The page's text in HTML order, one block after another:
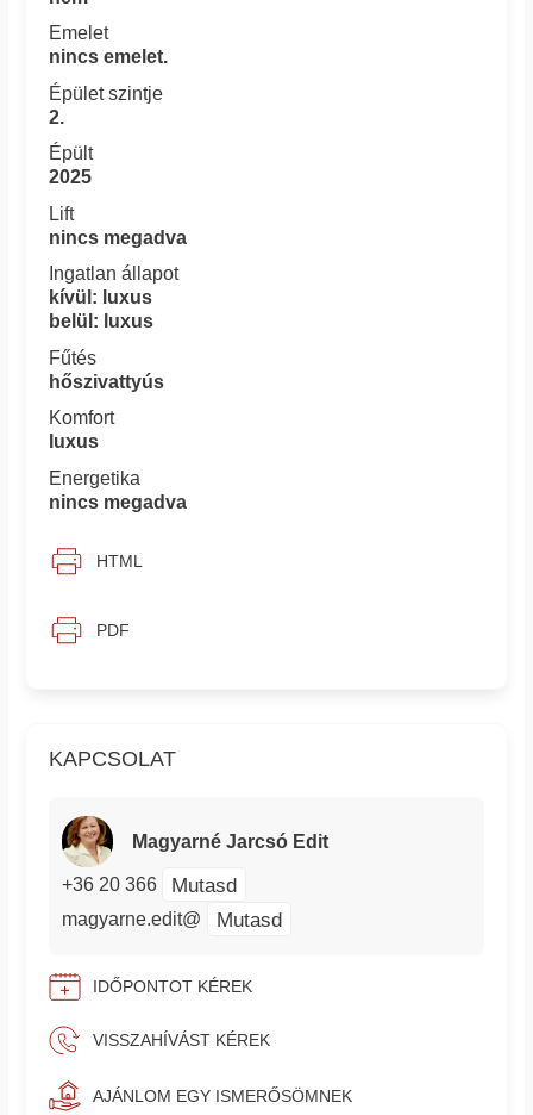
KAPCSOLAT
Magyarné Jarcsó Edit
+36 20 366 Mutasd
magyarne.edit@ Mutasd
IDŐPONTOT KÉREK
VISSZAHÍVÁST KÉREK
AJÁNLOM EGY ISMERŐSÖMNEK
Emelet
nincs emelet.
Épület szintje
2.
Épült
2025
Lift
nincs megadva
Ingatlan állapot
kívül: luxus
belül: luxus
Fűtés
hőszivattyús
Komfort
luxus
Energetika
nincs megadva
HTML
PDF